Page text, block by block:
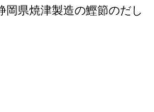
岡県焼津製造の鰹節のだし